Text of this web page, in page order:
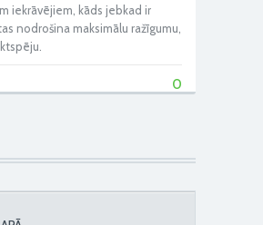
iekrāvējiem, kāds jebkad ir
nodrošina maksimālu ražīgumu,
0